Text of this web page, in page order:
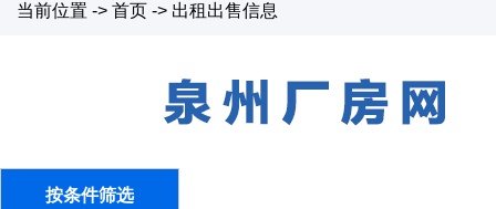
当前位置 -> 首页 -> 出租出售信息
按条件筛选